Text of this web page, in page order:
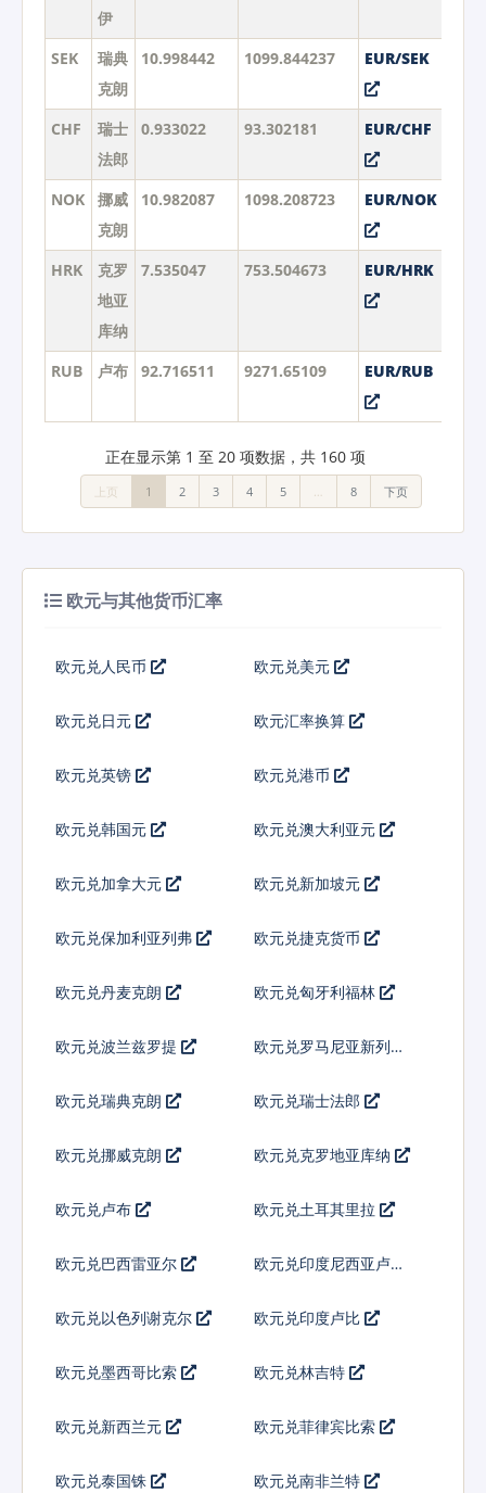
伊
SEK
瑞典
克朗
10.998442 1099.844237 EUR/SEK
CHF
瑞士
法郎
0.933022 93.302181 EUR/CHF
NOK
挪威
克朗
10.982087 1098.208723 EUR/NOK
HRK
克罗
地亚
库纳
7.535047 753.504673 EUR/HRK
RUB 卢布 92.716511 9271.65109 EUR/RUB
正在显示第 1 至 20 项数据，共 160 项
上页 1 2 3 4 5 … 8 下页
欧元与其他货币汇率
欧元兑人民币 欧元兑美元
欧元兑日元 欧元汇率换算
欧元兑英镑 欧元兑港币
欧元兑韩国元 欧元兑澳大利亚元
欧元兑加拿大元 欧元兑新加坡元
欧元兑保加利亚列弗 欧元兑捷克货币
欧元兑丹麦克朗 欧元兑匈牙利福林
欧元兑波兰兹罗提 欧元兑罗马尼亚新列伊
欧元兑瑞典克朗 欧元兑瑞士法郎
欧元兑挪威克朗 欧元兑克罗地亚库纳
欧元兑卢布 欧元兑土耳其里拉
欧元兑巴西雷亚尔 欧元兑印度尼西亚卢比
欧元兑以色列谢克尔 欧元兑印度卢比
欧元兑墨西哥比索 欧元兑林吉特
欧元兑新西兰元 欧元兑菲律宾比索
欧元兑泰国铢 欧元兑南非兰特